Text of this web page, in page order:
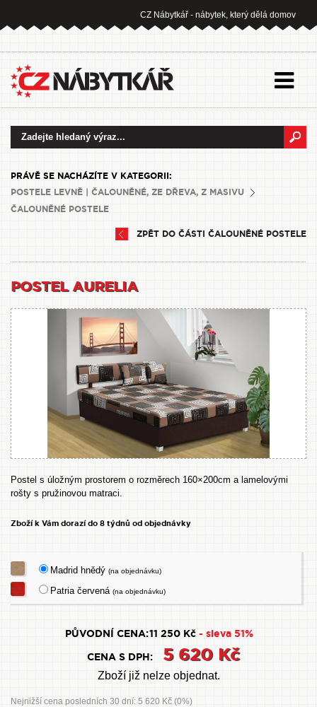
CZ Nábytkář - nábytek, který dělá domov
PRÁVĚ SE NACHÁZÍTE V KATEGORII:
POSTELE LEVNĚ | ČALOUNĚNÉ, ZE DŘEVA, Z MASIVU
ČALOUNĚNÉ POSTELE
ZPĚT DO ČÁSTI ČALOUNĚNÉ POSTELE
POSTEL AURELIA
Postel s úložným prostorem o rozměrech 160×200cm a lamelovými
rošty s pružinovou matraci.
Zboží k Vám dorazí do 8 týdnů od objednávky
Madrid hnědý(na objednávku)
Patria červená(na objednávku)
PŮVODNÍ CENA:11 250 Kč - sleva 51%
CENA S DPH:
5 620 Kč
Zboží již nelze objednat.
Nejnižší cena posledních 30 dní: 5 620 Kč (0%)